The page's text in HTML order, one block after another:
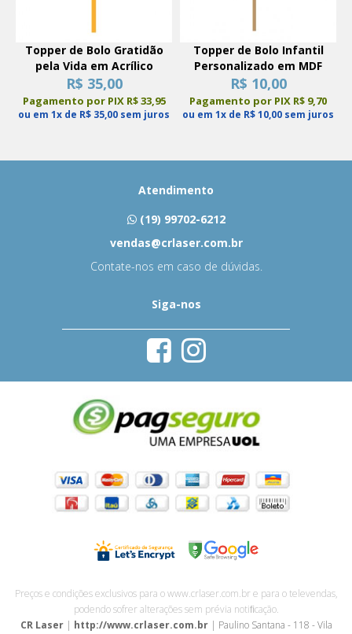
Topper de Bolo Gratidão
pela Vida em Acrílico
R$ 35,00
Pagamento por PIX R$ 33,95
ou em 1x de R$ 35,00 sem juros
Topper de Bolo Infantil
Personalizado em MDF
R$ 10,00
Pagamento por PIX R$ 9,70
ou em 1x de R$ 10,00 sem juros
Atendimento
(19) 99702-6212
vendas@crlaser.com.br
Contate-nos em caso de dúvidas.
Siga-nos
Preços e condições exclusivos para o www.crlaser.com.br e para o televendas,
podendo sofrer alterações sem prévia notiﬁcação.
CR Laser| http://www.crlaser.com.br| Paulino Santana - 118 - Vila